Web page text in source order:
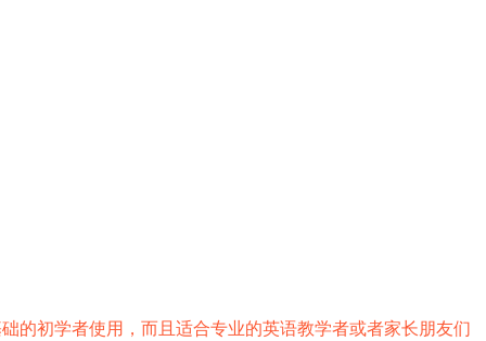
初学者使用，而且适合专业的英语教学者或者家长朋友们